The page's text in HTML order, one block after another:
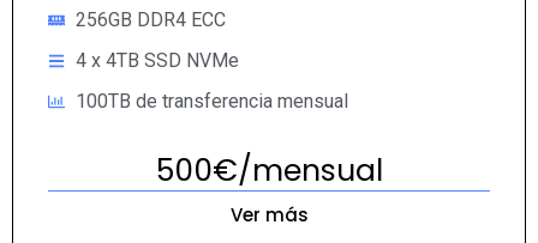
256GB DDR4 ECC
4 x 4TB SSD NVMe
100TB de transferencia mensual
500€/mensual
Ver más